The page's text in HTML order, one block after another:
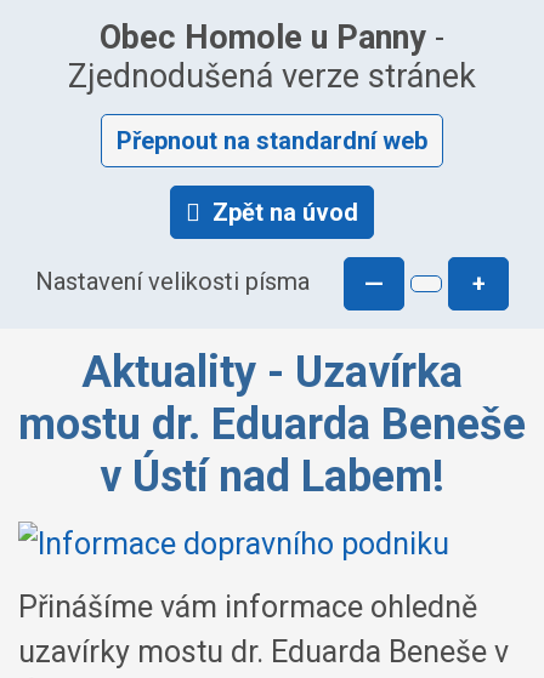
Obec Homole u Panny -
Zjednodušená verze stránek
Přepnout na standardní web
Zpět na úvod
Nastavení velikosti písma — +
Aktuality - Uzavírka
mostu dr. Eduarda Beneše
v Ústí nad Labem!
Přinášíme vám informace ohledně
uzavírky mostu dr. Eduarda Beneše v